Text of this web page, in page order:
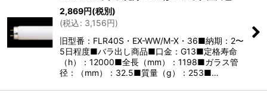
2,869円(税別)
(税込: 3,156円)
旧型番：FLR40S・EX-WW/M-X・36■納期：2〜
5日程度■バラ出し商品■口金：G13■定格寿命
（h）：12000■全長（mm）：1198■ガラス管
径：（mm）：32.5■質量（g）：253■…